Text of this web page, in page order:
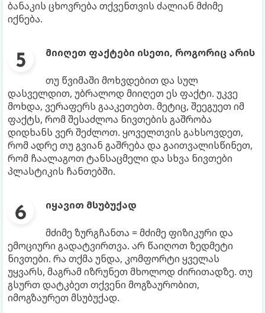
ბანაკის ცხოვრება თქვენთვის ძალიან მძიმე
იქნება.
მიიღეთ ფაქტები ისეთი, როგორიც არის
თუ წვიმაში მოხვდებით და სულ
დასველდით, უბრალოდ მიიღეთ ეს ფაქტი. უკვე
მოხდა, ვერაფერს გააკეთებთ. მეტიც, შეეგუეთ იმ
ფაქტს, რომ შესაძლოა ნივთების გაშრობა
დიდხანს ვერ შეძლოთ. ყოველთვის გახსოვდეთ,
რომ ადრე თუ გვიან გაშრება და გაითვალისწინეთ,
რომ ჩაალაგოთ ტანსაცმელი და სხვა ნივთები
პლასტიკის ჩანთებში.
იყავით მსუბუქად
მძიმე ზურგჩანთა = მძიმე ფიზიკური და
ემოციური გადატვირთვა. არ წაიღოთ ზედმეტი
ნივთები. რა თქმა უნდა, კომფორტი ყველას
უყვარს, მაგრამ იზრუნეთ მხოლოდ ძირითადზე. თუ
გსურთ დატკბეთ თქვენი მოგზაურობით,
იმოგზაურეთ მსუბუქად.